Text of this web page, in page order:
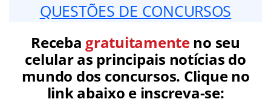
QUESTÕES DE CONCURSOS
Receba gratuitamenteno seu
celular as principais notícias do
mundo dos concursos. Clique no
link abaixo e inscreva-se: